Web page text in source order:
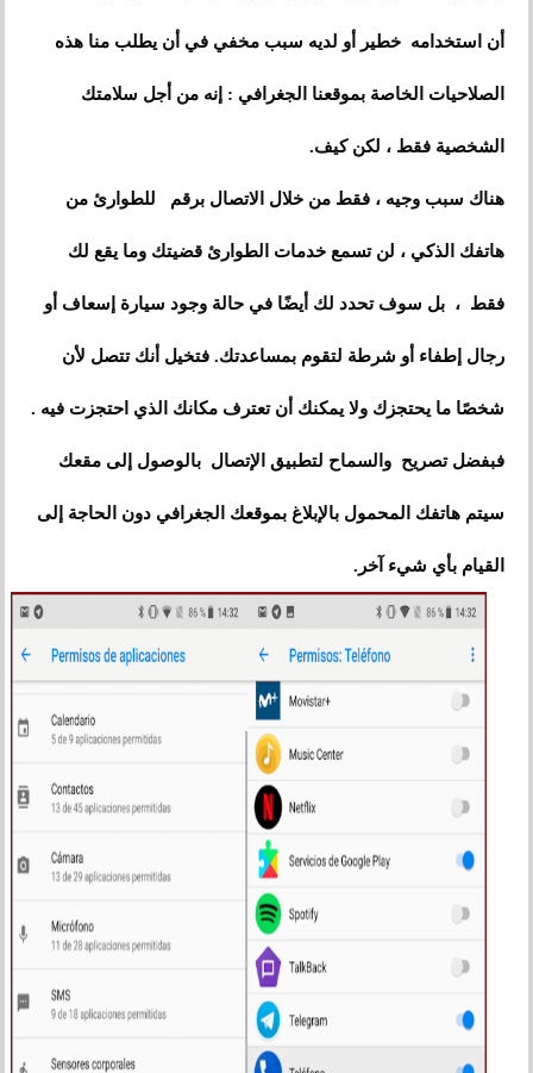
أن استخدامه خطير أو لديه سبب مخفي في أن يطلب منا هذه
الصلاحيات الخاصة بموقعنا الجغرافي : إنه من أجل سلامتك
الشخصية فقط ، لكن كيف.
هناك سبب وجيه ، فقط من خلال الاتصال برقم للطوارئ من
هاتفك الذكي ، لن تسمع خدمات الطوارئ قضيتك وما يقع لك
فقط ، بل سوف تحدد لك أيضًا في حالة وجود سيارة إسعاف أو
رجال إطفاء أو شرطة لتقوم بمساعدتك. فتخيل أنك تتصل لأن
شخصًا ما يحتجزك ولا يمكنك أن تعترف مكانك الذي احتجزت فيه .
فبفضل تصريح والسماح لتطبيق الإتصال بالوصول إلى مقعك
سيتم هاتفك المحمول بالإبلاغ بموقعك الجغرافي دون الحاجة إلى
القيام بأي شيء آخر.